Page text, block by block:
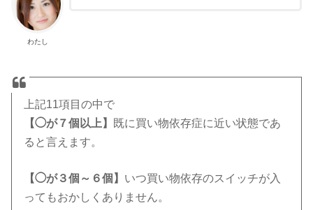
わたし
上記11項目の中で
【◯が７個以上】
既に買い物依存症に近い状態であ
ると言えます。
【◯が３個～６個】 いつ買い物依存のスイッチが入
ってもおかしくありません。